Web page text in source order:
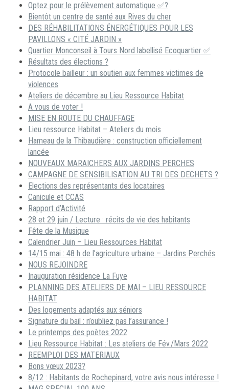
Optez pour le prélèvement automatique ✅?
Bientôt un centre de santé aux Rives du cher
DES RÉHABILITATIONS ÉNERGÉTIQUES POUR LES
PAVILLONS « CITÉ JARDIN »
Quartier Monconseil à Tours Nord labellisé Ecoquartier ✅
Résultats des élections ?
Protocole bailleur : un soutien aux femmes victimes de
violences
Ateliers de décembre au Lieu Ressource Habitat
A vous de voter !
MISE EN ROUTE DU CHAUFFAGE
Lieu ressource Habitat – Ateliers du mois
Hameau de la Thibaudière : construction officiellement
lancée
NOUVEAUX MARAICHERS AUX JARDINS PERCHES
CAMPAGNE DE SENSIBILISATION AU TRI DES DECHETS ?
Elections des représentants des locataires
Canicule et CCAS
Rapport d’Activité
28 et 29 juin / Lecture : récits de vie des habitants
Fête de la Musique
Calendrier Juin – Lieu Ressources Habitat
14/15 mai : 48 h de l’agriculture urbaine – Jardins Perchés
NOUS REJOINDRE
Inauguration résidence La Fuye
PLANNING DES ATELIERS DE MAI – LIEU RESSOURCE
HABITAT
Des logements adaptés aux séniors
Signature du bail : n’oubliez pas l’assurance !
Le printemps des poètes 2022
Lieu Ressource Habitat : Les ateliers de Fév./Mars 2022
REEMPLOI DES MATERIAUX
Bons vœux 2023?
8/12 : Habitants de Rochepinard, votre avis nous intéresse !